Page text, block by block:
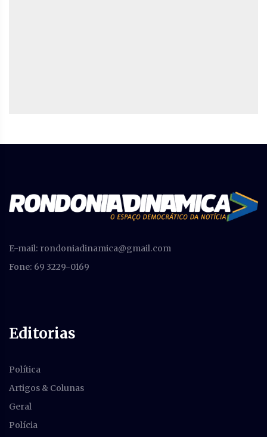
E-mail: rondoniadinamica@gmail.com
Fone: 69 3229-0169
Editorias
Política
Artigos & Colunas
Geral
Polícia